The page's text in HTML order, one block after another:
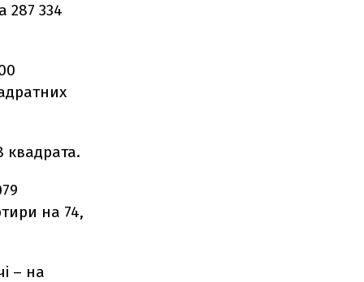
287 334
квадрата.
на 74,
– на